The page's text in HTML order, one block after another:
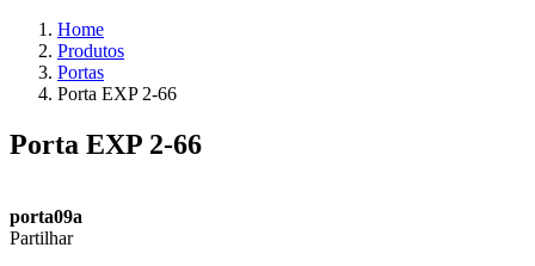
Home
Produtos
Portas
Porta EXP 2-66
Porta EXP 2-66
porta09a
Partilhar